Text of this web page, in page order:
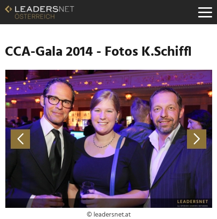
Zum
Inhalt
Zur
Navigation
Zur
Hauptnavigation
CCA-Gala 2014 - Fotos K.Schiffl
© leadersnet.at